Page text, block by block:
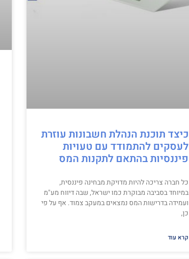
כיצד תוכנת הנהלת חשבונות עוזרת
לעסקים להתמודד עם טעויות
פיננסיות בהתאם לתקנות המס
כל חברה צריכה להיות מדויקת מבחינה פיננסית,
במיוחד בסביבה מבוקרת כמו ישראל, שבה דיווח מע"מ
ועמידה בדרישות המס נמצאים במעקב צמוד. אף על פי
כן,
קרא עוד